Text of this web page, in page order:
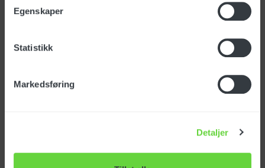
Egenskaper
Statistikk
Markedsføring
Detaljer
NOK